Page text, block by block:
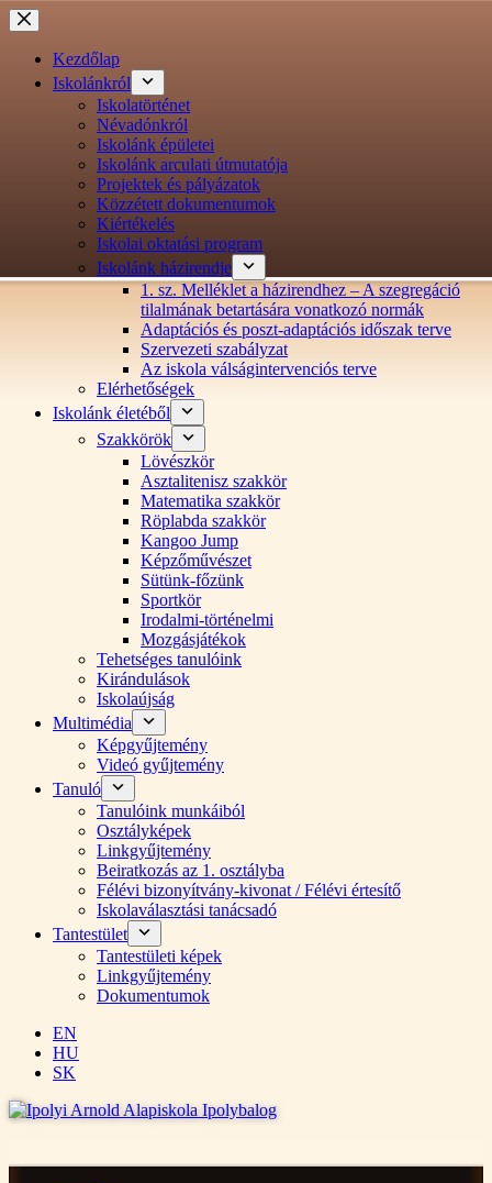
Ugrás
a
tartalomraKezdőlap
Iskolánkról
Iskolatörténet
Névadónkról
Iskolánk épületei
Iskolánk arculati útmutatója
Projektek és pályázatok
Közzétett dokumentumok
Kiértékelés
Iskolai oktatási program
Iskolánk házirendje
1. sz. Melléklet a házirendhez – A szegregáció
tilalmának betartására vonatkozó normák
Adaptációs és poszt-adaptációs időszak terve
Szervezeti szabályzat
Az iskola válságintervenciós terve
Elérhetőségek
Iskolánk életéből
Szakkörök
Lövészkör
Asztalitenisz szakkör
Matematika szakkör
Röplabda szakkör
Kangoo Jump
Képzőművészet
Sütünk-főzünk
Sportkör
Irodalmi-történelmi
Mozgásjátékok
Tehetséges tanulóink
Kirándulások
Iskolaújság
Multimédia
Képgyűjtemény
Videó gyűjtemény
Tanuló
Tanulóink munkáiból
Osztályképek
Linkgyűjtemény
Beiratkozás az 1. osztályba
Félévi bizonyítvány-kivonat / Félévi értesítő
Iskolaválasztási tanácsadó
Tantestület
Tantestületi képek
Linkgyűjtemény
Dokumentumok
EN
HU
SK